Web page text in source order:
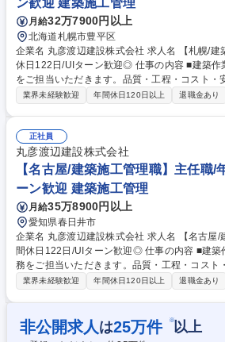
ン歓迎 建築施工管理
月給32万7900円以上
北海道札幌市豊平区
企業名 丸彦渡辺建設株式会社 求人名 【札幌/建築施工管理職】主任職/年間
休日122日/UIターン歓迎◎ 仕事の内容 ■建築作業所における施工管理業務
をご担当いただきます。品質・工程・コスト・
施工計画書作成から竣工まで一連の業務をお任
ことができます。また王子HDグループのプラン
受注できるため、非常に経営は安定しています
得の際には奨励金と月額手当が出ます。資格取
も充実しており、会社をあげてあなたのスキル
更の範囲：会社の定める業務 募集職種 【札幌/建築施工管理職】主任職/年
間休日122日/UIターン歓迎◎
業界未経験歓迎 年間休日120日以上 退職金あり
正社員
丸彦渡辺建設株式会社
【名古屋/建築施工管理職】主任職/
ーン歓迎 建築施工管理
月給35万8900円以上
愛知県春日井市
企業名 丸彦渡辺建設株式会社 求人名 【名古屋/建築施工管理職】主任職/年
間休日122日/UIターン歓迎◎ 仕事の内容 ■建築作業所における施工管理業
務をご担当いただきます。品質・工程・コスト
等、施工計画書作成から竣工まで一連の業務を
優れており、商業施設・都市開発など誰もが知
わることができます。また王子HDグループの
的に受注できるため、非常に経営は安定してい
業界未経験歓迎 年間休日120日以上 退職金あり
非公開求人 は25万件 ※以上